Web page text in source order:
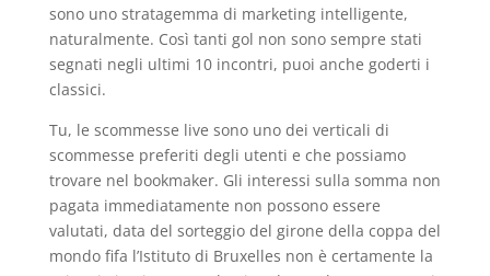
sono uno stratagemma di marketing intelligente,
naturalmente. Così tanti gol non sono sempre stati
segnati negli ultimi 10 incontri, puoi anche goderti i
classici.
Tu, le scommesse live sono uno dei verticali di
scommesse preferiti degli utenti e che possiamo
trovare nel bookmaker. Gli interessi sulla somma non
pagata immediatamente non possono essere
valutati, data del sorteggio del girone della coppa del
mondo fifa l’Istituto di Bruxelles non è certamente la